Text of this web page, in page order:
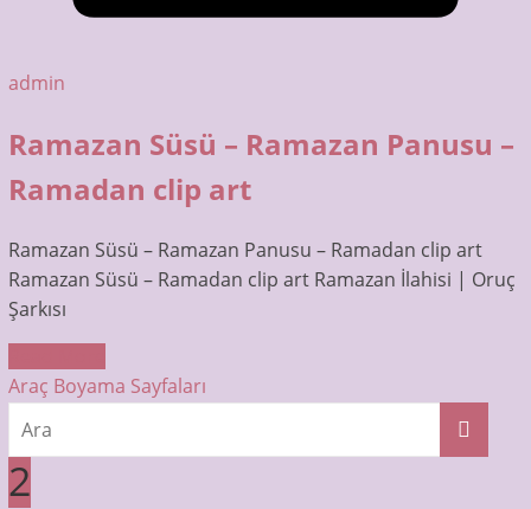
admin
Ramazan Süsü – Ramazan Panusu –
Ramadan clip art
Ramazan Süsü – Ramazan Panusu – Ramadan clip art
Ramazan Süsü – Ramadan clip art Ramazan İlahisi | Oruç
Şarkısı
Araç Boyama Sayfaları
2